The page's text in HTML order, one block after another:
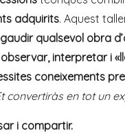
adquirits. Aquest
qualsevol obra
interpretar i
coneixements
convertiràs en tot un
i compartir.